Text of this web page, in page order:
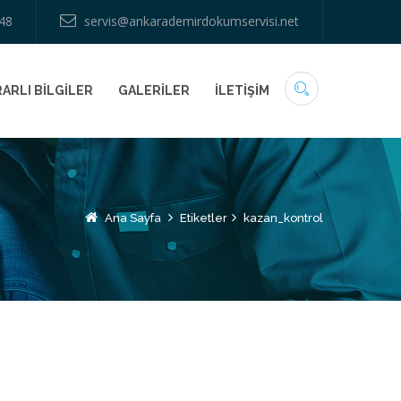
servis@ankarademirdokumservisi.net
BİLGİLER GALERİLER İLETİŞİM
Ana Sayfa Etiketler kazan_kontrol